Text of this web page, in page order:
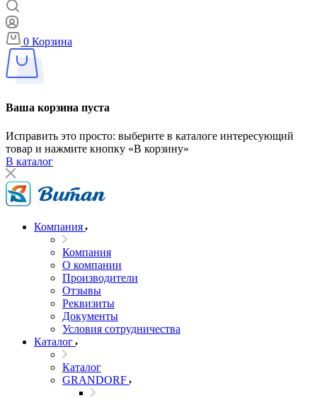
0 Корзина
Ваша корзина пуста
Исправить это просто: выберите в каталоге интересующий
товар и нажмите кнопку «В корзину»
В каталог
Компания
Компания
О компании
Производители
Отзывы
Реквизиты
Документы
Условия сотрудничества
Каталог
Каталог
GRANDORF